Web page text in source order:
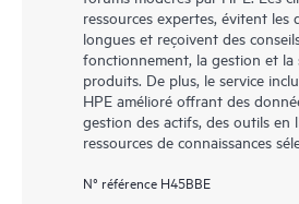
ressources expertes, évitent les
longues et reçoivent des
fonctionnement, la gestion et la
produits. De plus, le service
HPE amélioré offrant des
gestion des actifs, des outils en
ressources de connaissances
N° référence H45BBE